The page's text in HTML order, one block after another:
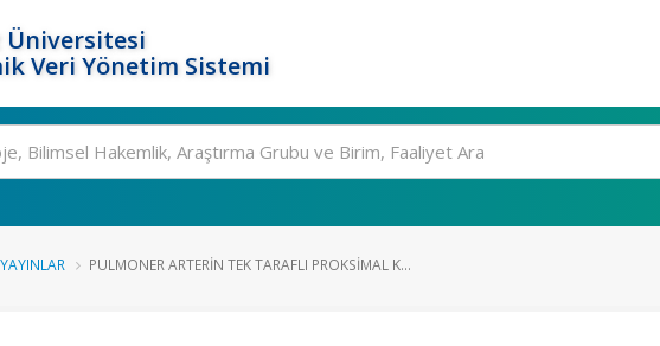
Üniversitesi
Veri Yönetim Sistemi
PULMONER ARTERİN TEK TARAFLI PROKSİMAL K...